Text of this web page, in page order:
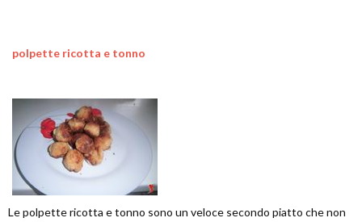
polpette ricotta e tonno
Le polpette ricotta e tonno sono un veloce secondo piatto che non